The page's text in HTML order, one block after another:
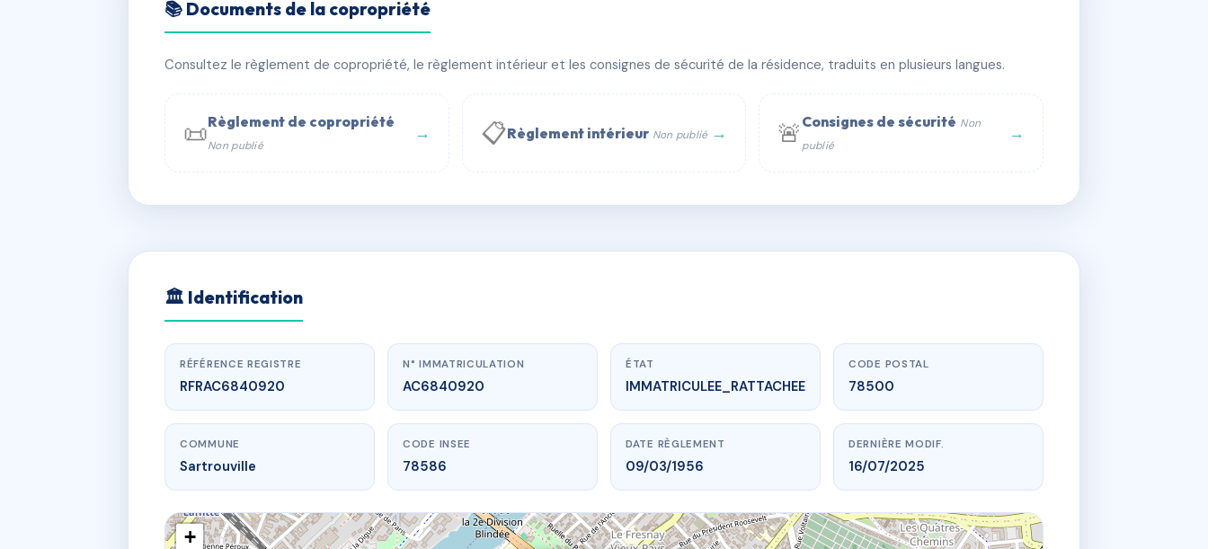
3 CARNOT
📍 3 av carnot 78500 Sartrouville
📞 Contacter Syndic Digital 💬 WhatsApp
📚 Documents de la copropriété
Consultez le règlement de copropriété, le règlement intérieur et les consignes de sécurité de la résidence, traduits en plusieurs langues.
📜Règlement de copropriété
Non publié
→ 📋Règlement intérieur Non publié → 🚨 Consignes de sécurité Non
publié
→
AC6840920 🇫🇷
🏛 Identification
RÉFÉRENCE REGISTRE
RFRAC6840920
N° IMMATRICULATION
AC6840920
ÉTAT
IMMATRICULEE_RATTACHEE
CODE POSTAL
78500
COMMUNE
Sartrouville
CODE INSEE
78586
DATE RÈGLEMENT
09/03/1956
DERNIÈRE MODIF.
16/07/2025
+